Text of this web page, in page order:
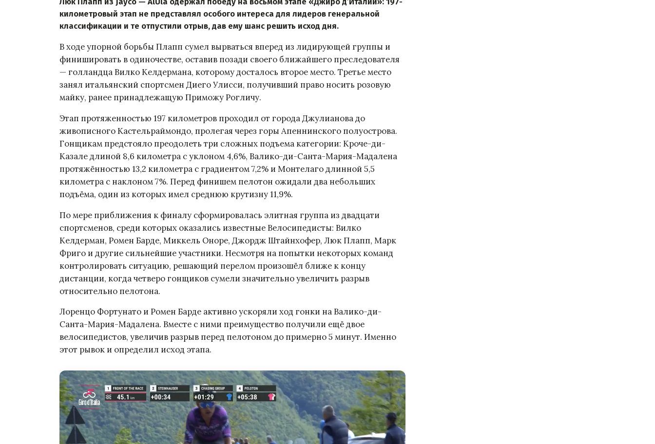
километровый этап не представлял особого интереса для лидеров генеральной
классификации и те отпустили отрыв, дав ему шанс решить исход дня.
В ходе упорной борьбы Плапп сумел вырваться вперед из лидирующей группы и
финишировать в одиночестве, оставив позади своего ближайшего преследователя
— голландца Вилко Келдермана, которому досталось второе место. Третье место
занял итальянский спортсмен Диего Улисси, получивший право носить розовую
майку, ранее принадлежащую Приможу Рогличу.
Этап протяженностью 197 километров проходил от города Джулианова до
живописного Кастельраймондо, пролегая через горы Апеннинского полуострова.
Гонщикам предстояло преодолеть три сложных подъема категории: Кроче-ди-
Казале длиной 8,6 километра с уклоном 4,6%, Валико-ди-Санта-Мария-Мадалена
протяжённостью 13,2 километра с градиентом 7,2% и Монтелаго длинной 5,5
километра с наклоном 7%. Перед финишем пелотон ожидали два небольших
подъёма, один из которых имел среднюю крутизну 11,9%.
По мере приближения к финалу сформировалась элитная группа из двадцати
спортсменов, среди которых оказались известные Велосипедисты: Вилко
Келдерман, Ромен Барде, Миккель Оноре, Джордж Штайнхофер, Люк Плапп, Марк
Фриго и другие сильнейшие участники. Несмотря на попытки некоторых команд
контролировать ситуацию, решающий перелом произошёл ближе к концу
дистанции, когда четверо гонщиков сумели значительно увеличить разрыв
относительно пелотона.
Лоренцо Фортунато и Ромен Барде активно ускоряли ход гонки на Валико-ди-
Санта-Мария-Мадалена. Вместе с ними преимущество получили ещё двое
велосипедистов, увеличив разрыв перед пелотоном до примерно 5 минут. Именно
этот рывок и определил исход этапа.